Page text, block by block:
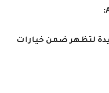
لتظهر ضمن خيارات